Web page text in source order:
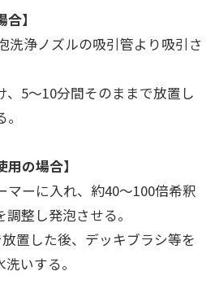
】
洗浄ノズルの吸引管より吸引さ
、5～10分間そのままで放置し
用の場合】
マーに入れ、約40～100倍希釈
整し発泡させる。
置した後、デッキブラシ等を
いする。